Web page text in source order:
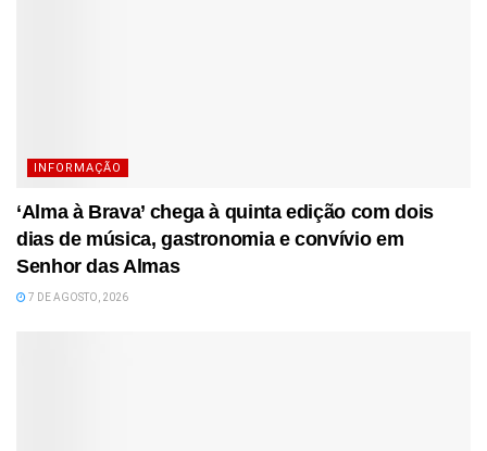
INFORMAÇÃO
‘Alma à Brava’ chega à quinta edição com dois
dias de música, gastronomia e convívio em
Senhor das Almas
7 DE AGOSTO, 2026